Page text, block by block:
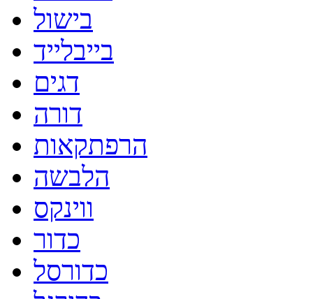
בישול
בייבלייד
דגים
דורה
הרפתקאות
הלבשה
ווינקס
כדור
כדורסל